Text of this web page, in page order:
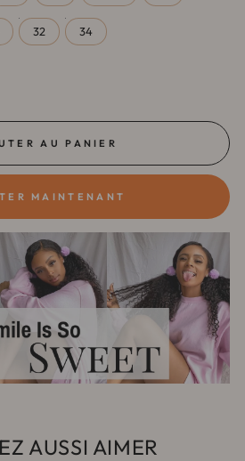
32 34
AU PANIER
MAINTENANT
AUSSI AIMER